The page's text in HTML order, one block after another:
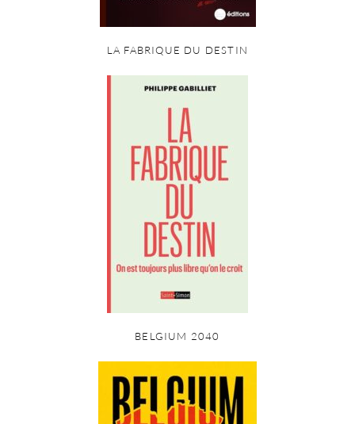
LA FABRIQUE DU DESTIN
BELGIUM 2040